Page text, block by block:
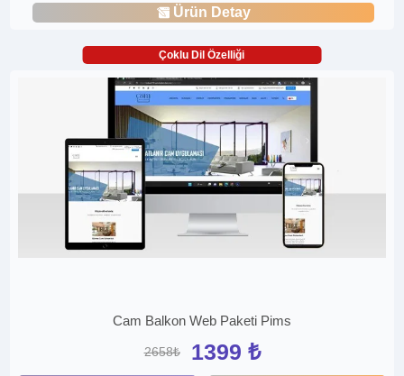
Ürün Detay
Çoklu Dil Özelliği
Cam Balkon Web Paketi Pims
2658₺ 1399 ₺